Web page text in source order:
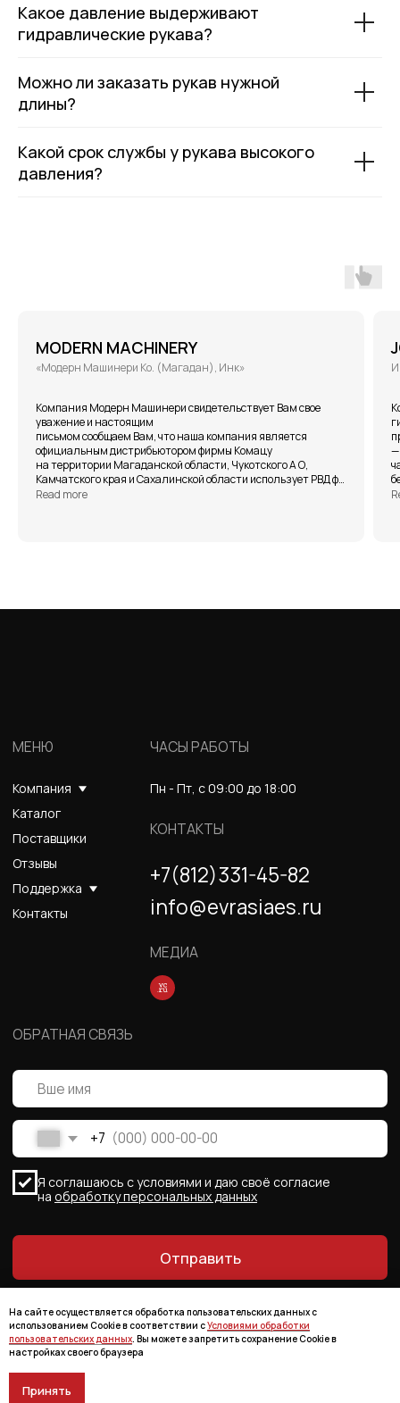
Какое давление выдерживают
гидравлические рукава?
Можно ли заказать рукав нужной
длины?
Какой срок службы у рукава высокого
давления?
MODERN MACHINERY
«Модерн Машинери Ко. (Магадан), Инк»
Компания Модерн Машинери свидетельствует Вам свое
уважение и настоящим
письмом сообщаем Вам, что наша компания является
официальным дистрибьютором фирмы Комацу
на территории Магаданской области, Чукотского А О,
Камчатского края и Сахалинской области использует РВД ф.
Gates.
Read more
—
На сайте осуществляется обработка пользовательских данных с
использованием Cookie в соответствии сУсловиями обработки
пользовательских данных. Вы можете запретить сохранение Cookie в
настройках своего браузера
Принять